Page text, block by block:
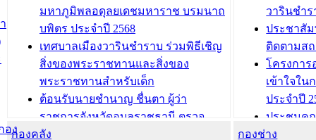
อง
มหาภูมิพลอดุลยเดชมหาราช บรมนาถ
บพิตร ประจำปี 2568
เทศบาลเมืองวารินชำราบ ร่วมพิธีเชิญ
สิ่งของพระราชทานและสิ่งของ
พระราชทานสำหรับเด็ก
ต้อนรับนายชำนาญ ชื่นตา ผู้ว่า
ราชการจังหวัดอุบลราชธานี ตรวจ
ความเรียบร้อยของสถานที่ในการเตรี
วารินชำร
ประชาสัม
ติดตามส
โครงกา
เข้าใจใน
ประจำปี
ประชุมค
ความเสี่ย
กองคลัง กองช่าง